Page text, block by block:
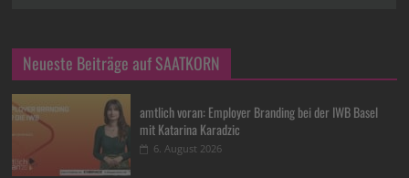
Neueste Beiträge auf SAATKORN
amtlich voran: Employer Branding bei der IWB Basel
mit Katarina Karadzic
6. August 2026